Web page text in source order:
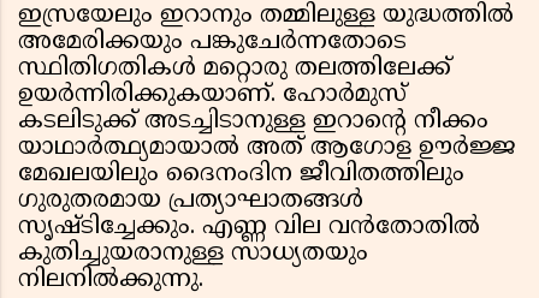
ഇസ്രയേലും ഇറാനും തമ്മിലുള്ള യുദ്ധത്തിൽ
അമേരിക്കയും പങ്കുചേർന്നതോടെ
സ്ഥിതിഗതികൾ മറ്റൊരു തലത്തിലേക്ക്
ഉയർന്നിരിക്കുകയാണ്. ഹോർമുസ്
കടലിടുക്ക് അടച്ചിടാനുള്ള ഇറാന്റെ നീക്കം
യാഥാർത്ഥ്യമായാൽ അത് ആഗോള ഊർജ്ജ
മേഖലയിലും ദൈനംദിന ജീവിതത്തിലും
ഗുരുതരമായ പ്രത്യാഘാതങ്ങൾ
സൃഷ്ടിച്ചേക്കും. എണ്ണ വില വൻതോതിൽ
കുതിച്ചുയരാനുള്ള സാധ്യതയും
നിലനിൽക്കുന്നു.